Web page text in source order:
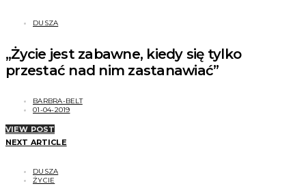
DUSZA
„Życie jest zabawne, kiedy się tylko
przestać nad nim zastanawiać”
BARBRA-BELT
01-04-2019
VIEW POST
NEXT ARTICLE
DUSZA
ŻYCIE